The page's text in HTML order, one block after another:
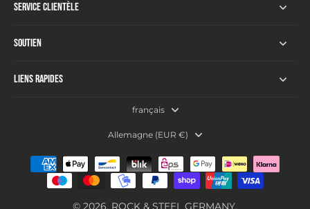
Service Clientèle
Soutien
Liens rapides
français
Allemagne ‎(EUR €)‎
© 2026, ROCK & STEEL GERMANY.